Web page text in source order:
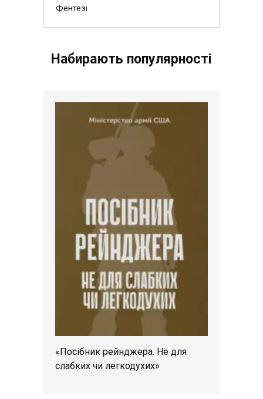
Фентезі
Набирають популярності
«Посібник рейнджера. Не для
слабких чи легкодухих»